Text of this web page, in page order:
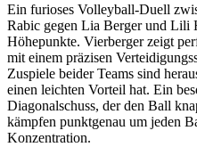
Ein furioses Volleyball-Duell
Rabic gegen Lia Berger und Lili
Höhepunkte. Vierberger zeigt
mit einem präzisen
Zuspiele beider Teams sind
einen leichten Vorteil hat. Ein
Diagonalschuss, der den Ball
kämpfen punktgenau um jeden
Konzentration.